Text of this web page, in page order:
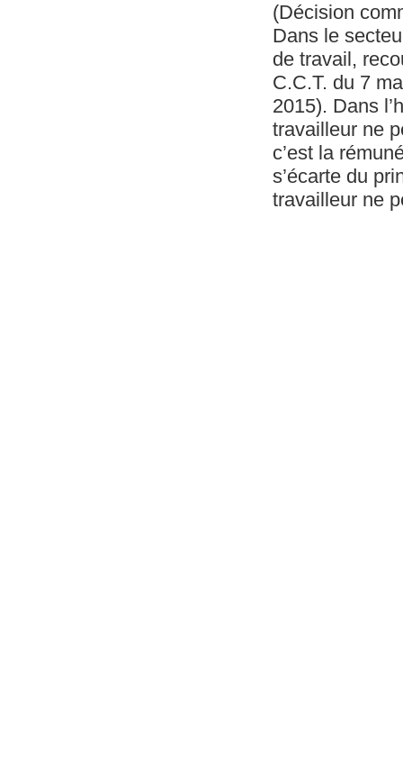
(Décision
Dans le
de travail,
C.C.T. du 7
2015). Dans
travailleur ne
c’est la
s’écarte du
travailleur ne